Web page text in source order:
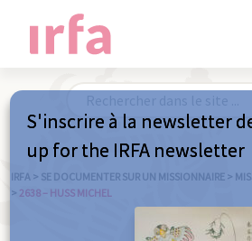
IRFA > SE DOCUMENTER SUR UN MISSIONNAIRE >
> 2638 – HUSS MICHEL
S'inscrire à la newsletter
up for the IRFA newsletter